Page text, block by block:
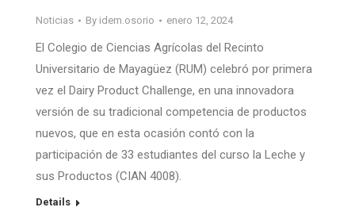
Noticias By idem.osorio enero 12, 2024
El Colegio de Ciencias Agrícolas del Recinto
Universitario de Mayagüez (RUM) celebró por primera
vez el Dairy Product Challenge, en una innovadora
versión de su tradicional competencia de productos
nuevos, que en esta ocasión contó con la
participación de 33 estudiantes del curso la Leche y
sus Productos (CIAN 4008).
Details